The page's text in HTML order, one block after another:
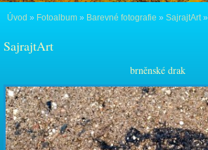
Úvod » Fotoalbum » Barevné fotografie » SajrajtArt»
SajrajtArt
brněnské drak